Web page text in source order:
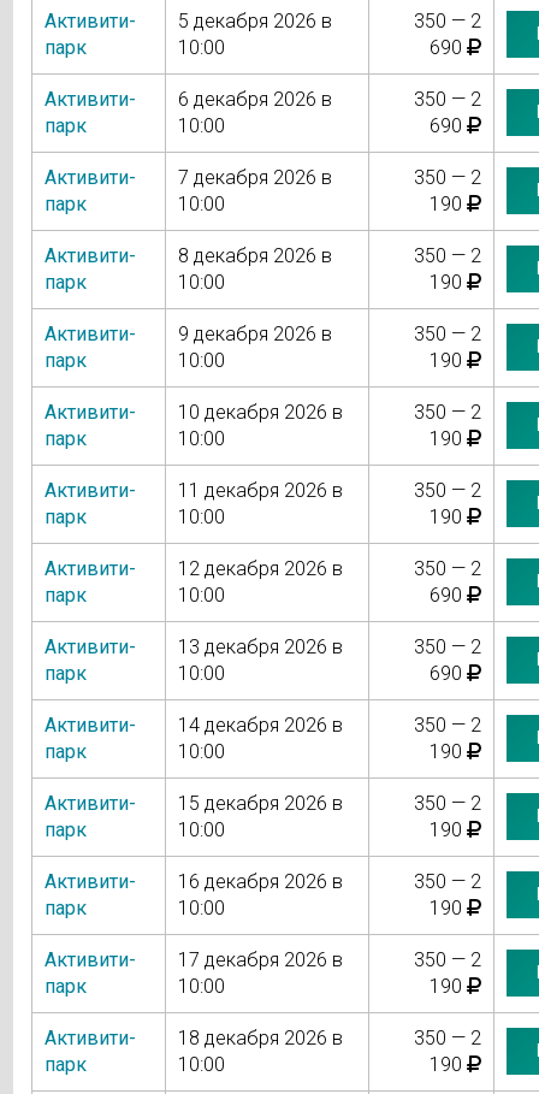
Активити-
парк
5 декабря 2026 в
10:00
350 — 2
690
Активити-
парк
6 декабря 2026 в
10:00
350 — 2
690
Активити-
парк
7 декабря 2026 в
10:00
350 — 2
190
Активити-
парк
8 декабря 2026 в
10:00
350 — 2
190
Активити-
парк
9 декабря 2026 в
10:00
350 — 2
190
Активити-
парк
10 декабря 2026 в
10:00
350 — 2
190
Активити-
парк
11 декабря 2026 в
10:00
350 — 2
190
Активити-
парк
12 декабря 2026 в
10:00
350 — 2
690
Активити-
парк
13 декабря 2026 в
10:00
350 — 2
690
Активити-
парк
14 декабря 2026 в
10:00
350 — 2
190
Активити-
парк
15 декабря 2026 в
10:00
350 — 2
190
Активити-
парк
16 декабря 2026 в
10:00
350 — 2
190
Активити-
парк
17 декабря 2026 в
10:00
350 — 2
190
Активити-
парк
18 декабря 2026 в
10:00
350 — 2
190